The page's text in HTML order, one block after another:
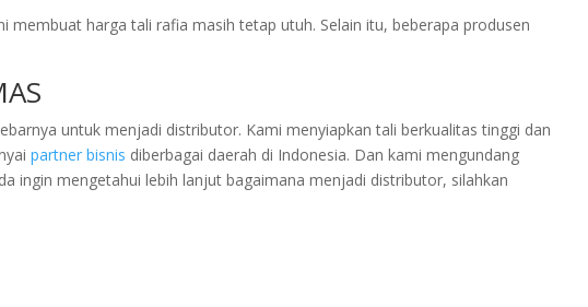
membuat harga tali rafia masih tetap utuh. Selain itu, beberapa produsen
untuk menjadi distributor. Kami menyiapkan tali berkualitas tinggi dan
partner bisnis diberbagai daerah di Indonesia. Dan kami mengundang
ingin mengetahui lebih lanjut bagaimana menjadi distributor, silahkan